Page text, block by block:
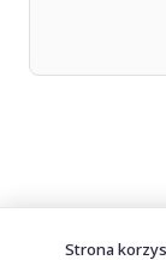
Strona